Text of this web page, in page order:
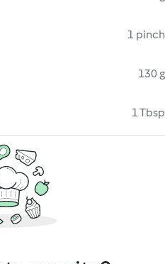
1 pinch
130 g
1 Tbsp